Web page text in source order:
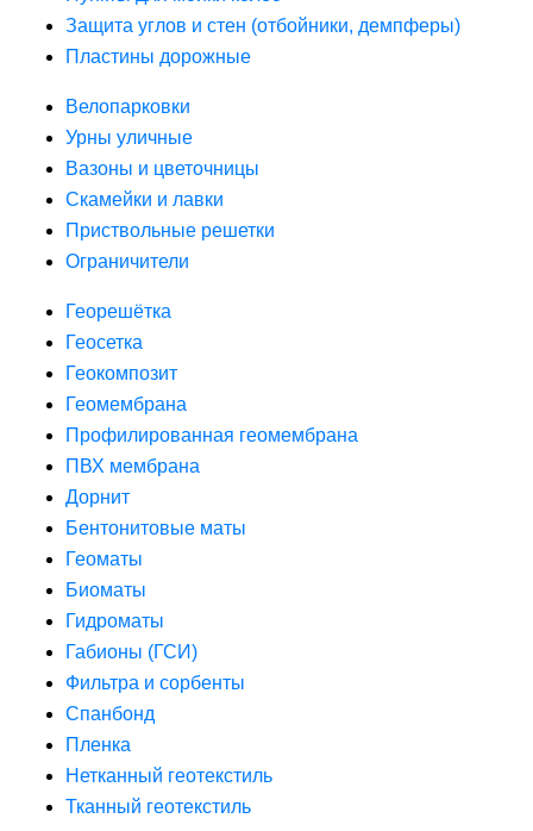
Защита углов и стен (отбойники, демпферы)
Пластины дорожные
Велопарковки
Урны уличные
Вазоны и цветочницы
Скамейки и лавки
Приствольные решетки
Ограничители
Георешётка
Геосетка
Геокомпозит
Геомембрана
Профилированная геомембрана
ПВХ мембрана
Дорнит
Бентонитовые маты
Геоматы
Биоматы
Гидроматы
Габионы (ГСИ)
Фильтра и сорбенты
Спанбонд
Пленка
Нетканный геотекстиль
Тканный геотекстиль